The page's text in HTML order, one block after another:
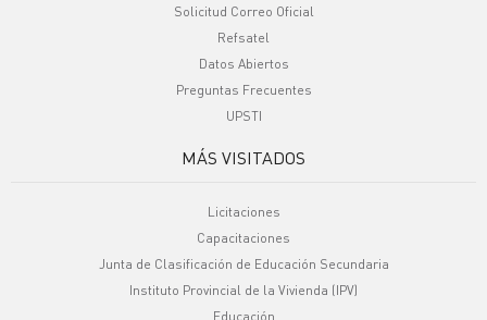
Solicitud Correo Oficial
Refsatel
Datos Abiertos
Preguntas Frecuentes
UPSTI
MÁS VISITADOS
Licitaciones
Capacitaciones
Junta de Clasificación de Educación Secundaria
Instituto Provincial de la Vivienda (IPV)
Educación